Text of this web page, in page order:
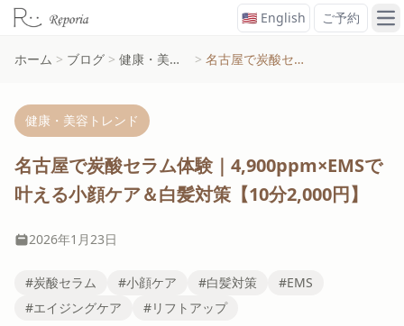
🇺🇸 English ご予約 メ
ホーム > ブログ > 健康・美容トレンド > 名古屋で炭酸セラム体験｜4,900ppm×EMSで叶える小顔ケア＆白髪対策【10分2,000円】
健康・美容トレンド
名古屋で炭酸セラム体験｜4,900ppm×EMSで
叶える小顔ケア＆白髪対策【10分2,000円】
2026年1月23日
#炭酸セラム #小顔ケア #白髪対策
#EMS
#エイジングケア
#リフトアップ